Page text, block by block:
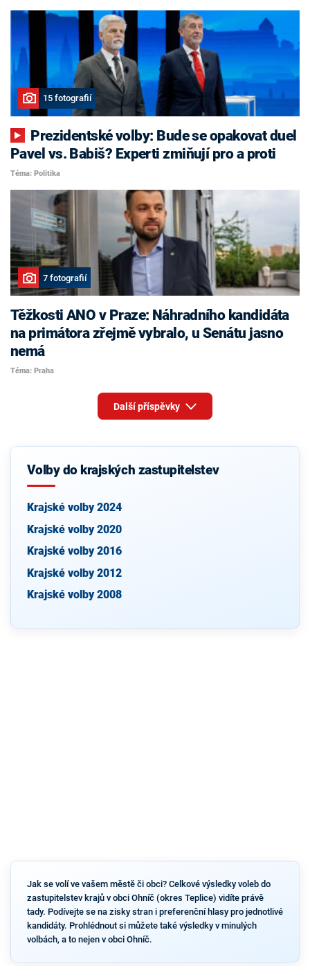
15 fotografií
Pavel vs. Babiš? Experti zmiňují pro a proti
Téma: Politika
7 fotografií
Těžkosti ANO v Praze: Náhradního kandidáta
na primátora zřejmě vybralo, u Senátu jasno
nemá
Téma: Praha
Další příspěvky
Volby do krajských zastupitelstev
Krajské volby 2024
Krajské volby 2020
Krajské volby 2016
Krajské volby 2012
Krajské volby 2008
Jak se volí ve vašem městě či obci? Celkové výsledky voleb do
zastupitelstev krajů v obci Ohníč (okres Teplice) vidíte právě
tady. Podívejte se na zisky stran i preferenční hlasy pro jednotlivé
kandidáty. Prohlédnout si můžete také výsledky v minulých
volbách, a to nejen v obci Ohníč.